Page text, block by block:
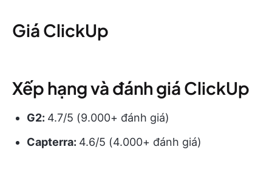
Giá ClickUp
Xếp hạng và đánh giá ClickUp
G2: 4.7/5 (9.000+ đánh giá)
Capterra: 4.6/5 (4.000+ đánh giá)